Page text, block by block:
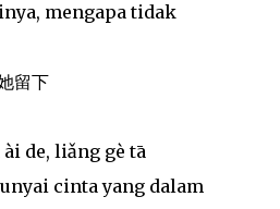
mengapa tidak
留下
de, liǎng gè tā
cinta yang dalam